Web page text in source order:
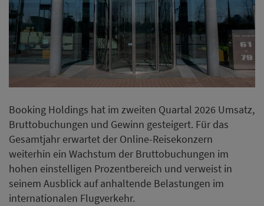
Booking Holdings hat im zweiten Quartal 2026 Umsatz,
Bruttobuchungen und Gewinn gesteigert. Für das
Gesamtjahr erwartet der Online-Reisekonzern
weiterhin ein Wachstum der Bruttobuchungen im
hohen einstelligen Prozentbereich und verweist in
seinem Ausblick auf anhaltende Belastungen im
internationalen Flugverkehr.